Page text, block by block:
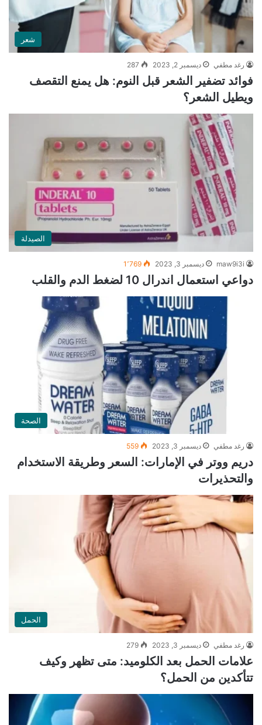
شعر
رغد مطفي ديسمبر 2, 2023 287
فوائد تضفير الشعر قبل النوم: هل يمنع التقصف
ويطيل الشعر؟
الصيدلة
maw9i3i ديسمبر 3, 2023 1٬769
دواعي استعمال اندرال 10 لضغط الدم والقلب
الصحة
رغد مطفي ديسمبر 3, 2023 559
دريم ووتر في الإمارات: السعر وطريقة الاستخدام
والتحذيرات
الحمل
رغد مطفي ديسمبر 3, 2023 279
علامات الحمل بعد الكلوميد: متى تظهر وكيف
تتأكدين من الحمل؟